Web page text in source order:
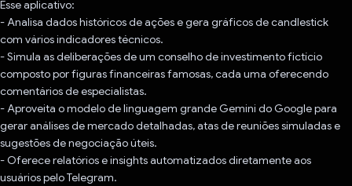
Esse aplicativo:
- Analisa dados históricos de ações e gera gráficos de candlestick
com vários indicadores técnicos.
- Simula as deliberações de um conselho de investimento fictício
composto por figuras financeiras famosas, cada uma oferecendo
comentários de especialistas.
- Aproveita o modelo de linguagem grande Gemini do Google para
gerar análises de mercado detalhadas, atas de reuniões simuladas e
sugestões de negociação úteis.
- Oferece relatórios e insights automatizados diretamente aos
usuários pelo Telegram.